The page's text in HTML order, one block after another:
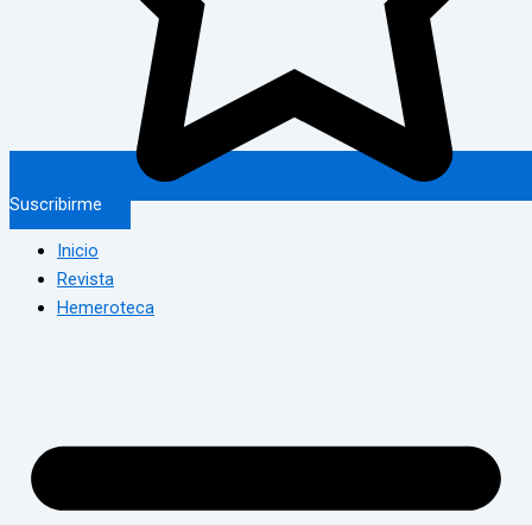
Suscribirme
Inicio
Revista
Hemeroteca